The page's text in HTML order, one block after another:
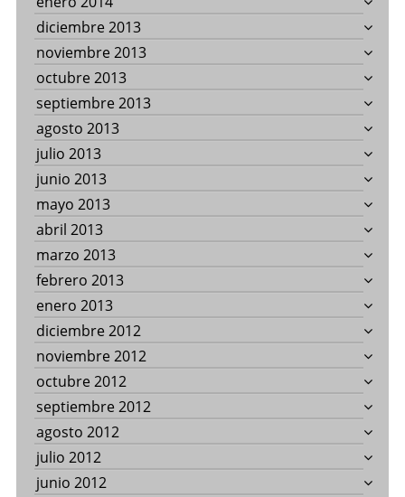
diciembre 2013
noviembre 2013
octubre 2013
septiembre 2013
agosto 2013
julio 2013
junio 2013
mayo 2013
abril 2013
marzo 2013
febrero 2013
enero 2013
diciembre 2012
noviembre 2012
octubre 2012
septiembre 2012
agosto 2012
julio 2012
junio 2012